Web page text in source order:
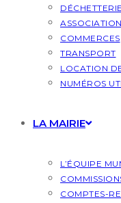
COMMERCES
TRANSPORT
LOCATION
NUMÉROS
LA MAIRIE
L’ÉQUIPE
COMPTES-